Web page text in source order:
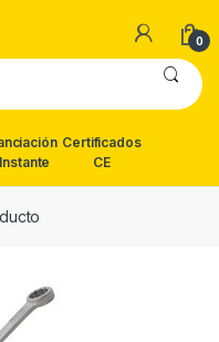
0
Certificados
CE